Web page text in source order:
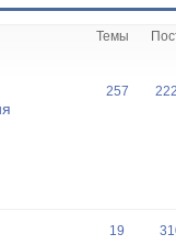
Темы
257
19